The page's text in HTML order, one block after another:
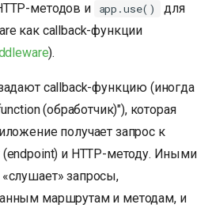
методов и app.use()
для
как callback-функции
).
callback-функцию (иногда
(обработчик)"), которая
получает запрос к
и HTTP-методу. Иными
запросы,
маршрутам и методам, и